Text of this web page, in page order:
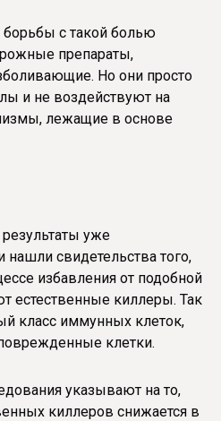
с такой болью
препараты,
Но они просто
и не воздействуют на
лежащие в основе
уже
нашли свидетельства того,
избавления от подобной
естественные киллеры. Так
класс иммунных клеток,
клетки.
указывают на то,
киллеров снижается в